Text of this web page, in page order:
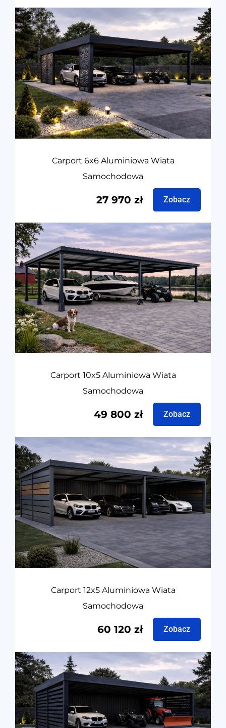
Carport 6x6 Aluminiowa Wiata
Samochodowa
27 970 zł Zobacz
Carport 10x5 Aluminiowa Wiata
Samochodowa
49 800 zł Zobacz
Carport 12x5 Aluminiowa Wiata
Samochodowa
60 120 zł Zobacz